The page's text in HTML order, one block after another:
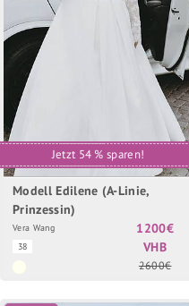
Jetzt 54 % sparen!
Modell Edilene (A-Linie,
Prinzessin)
Vera Wang
38
1200€
VHB
2600€